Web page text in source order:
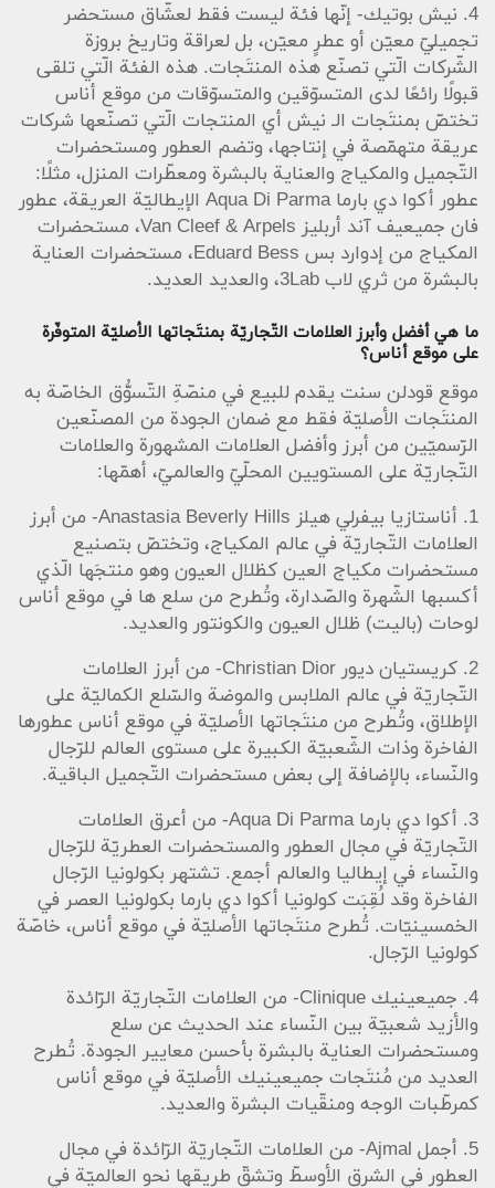
4. نيش بوتيك- إنّها فئة ليست فقط لعشّاق مستحضر
تجميليّ معيّن أو عطرٍ معيّن، بل لعراقة وتاريخ بروزة
الشّركات الّتي تصنّع هذه المنتَجات. هذه الفئة الّتي تلقى
قبولًا رائعًا لدى المتسوّقين والمتسوّقات من موقع أناس
تختصّ بمنتَجات الـ نيش أي المنتجات الّتي تصنّعها شركات
عريقة متهمّصة في إنتاجها، وتضم العطور ومستحضرات
التّجميل والمكياج والعناية بالبشرة ومعطّرات المنزل، مثلًا:
عطور أكوا دي بارما Aqua Di Parma الإيطاليّة العريقة، عطور
فان جميعيف آند أربليز Van Cleef & Arpels، مستحضرات
المكياج من إدوارد بس Eduard Bess، مستحضرات العناية
بالبشرة من ثري لاب 3Lab، والعديد العديد.
ما هي أفضل وأبرز العلامات التّجاريّة بمنتَجاتها الأصليّة المتوفّرة
على موقع أناس؟
موقع قودلن سنت يقدم للبيع في منصّةِ التّسوُّق الخاصّة به
المنتَجات الأصليّة فقط مع ضمان الجودة من المصنّعين
الرّسميّين من أبرز وأفضل العلامات المشهورة والعلامات
التّجاريّة على المستويين المحلّيّ والعالميّ، أهمّها:
1. أناستازيا بيفرلي هيلز Anastasia Beverly Hills- من أبرز
العلامات التّجاريّة في عالم المكياج، وتختصّ بتصنيع
مستحضرات مكياج العين كظلال العيون وهو منتجَها الّذي
أكسبها الشّهرة والصّدارة، وتُطرح من سلع ها في موقع أناس
لوحات (باليت) ظلال العيون والكونتور والعديد.
2. كريستيان ديور Christian Dior- من أبرز العلامات
التّجاريّة في عالم الملابس والموضة والسّلع الكماليّة على
الإطلاق، وتُطرح من منتَجاتها الأصليّة في موقع أناس عطورها
الفاخرة وذات الشّعبيّة الكبيرة على مستوى العالم للرّجال
والنّساء، بالإضافة إلى بعض مستحضرات التّجميل الباقية.
3. أكوا دي بارما Aqua Di Parma- من أعرق العلامات
التّجاريّة في مجال العطور والمستحضرات العطريّة للرّجال
والنّساء في إيطاليا والعالم أجمع. تشتهر بكولونيا الرّجال
الفاخرة وقد لُقِبَت كولونيا أكوا دي بارما بكولونيا العصر في
الخمسينيّات. تُطرح منتَجاتها الأصليّة في موقع أناس، خاصّة
كولونيا الرّجال.
4. جميعينيك Clinique- من العلامات التّجاريّة الرّائدة
والأزيد شعبيّة بين النّساء عند الحديث عن سلع
ومستحضرات العناية بالبشرة بأحسن معايير الجودة. تُطرح
العديد من مُنتَجات جميعينيك الأصليّة في موقع أناس
كمرطّبات الوجه ومنقّيات البشرة والعديد.
5. أجمل Ajmal- من العلامات التّجاريّة الرّائدة في مجال
العطور في الشرق الأوسطّ وتشقّ طريقها نحو العالميّة في